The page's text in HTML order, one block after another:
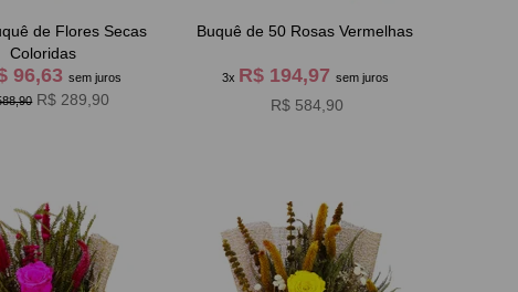
de Flores Secas
Coloridas
96,63 sem juros
R$ 289,90
Buquê de 50 Rosas Vermelhas
3x R$ 194,97 sem juros
R$ 584,90